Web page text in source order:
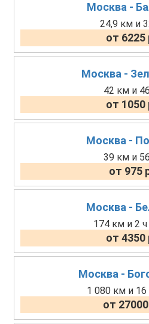
Москва -
24,9 км и
от 6225
Москва -
42 км и
от 1050
Москва -
39 км и
от 975
Москва -
174 км и 2
от 4350
Москва -
1 080 км и
от